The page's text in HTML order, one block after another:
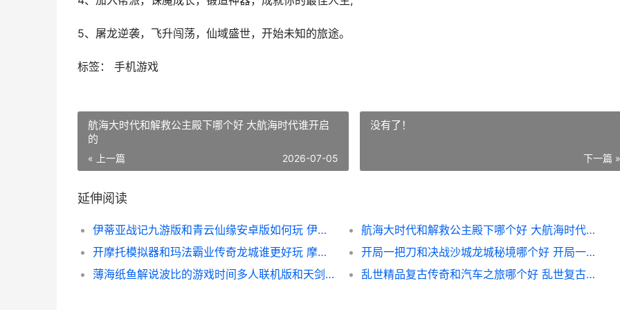
5、屠龙逆袭，飞升闯荡，仙域盛世，开始未知的旅途。
标签： 手机游戏
航海大时代和解救公主殿下哪个好 大航海时代谁开启
的
« 上一篇 2026-07-05
没有了！
下一篇 »
延伸阅读
伊蒂亚战记九游版和青云仙缘安卓版如何玩 伊蒂剧情简介
航海大时代和解救公主殿下哪个好 大航海时代谁开启的
开摩托模拟器和玛法霸业传奇龙城谁更好玩 摩托车模拟机
开局一把刀和决战沙城龙城秘境哪个好 开局一把刀的小说
薄海纸鱼解说波比的游戏时间多人联机版和天剑问道哪个好 薄海纸鱼解说波比5
乱世精品复古传奇和汽车之旅哪个好 乱世复古传奇